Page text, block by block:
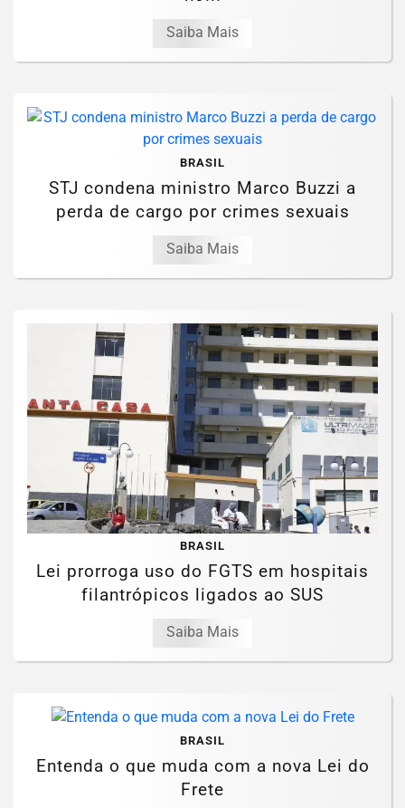
Saiba Mais
BRASIL
STJ condena ministro Marco Buzzi a
perda de cargo por crimes sexuais
Saiba Mais
BRASIL
Lei prorroga uso do FGTS em hospitais
filantrópicos ligados ao SUS
Saiba Mais
BRASIL
Entenda o que muda com a nova Lei do
Frete